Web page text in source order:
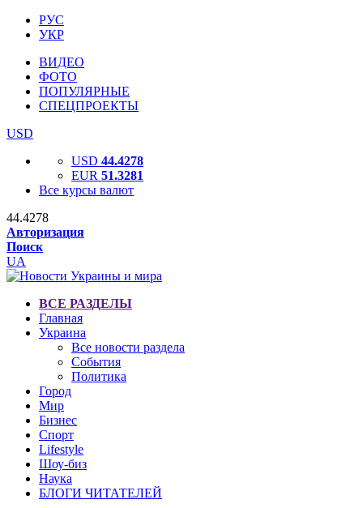
РУС
УКР
ВИДЕО
ФОТО
ПОПУЛЯРНЫЕ
СПЕЦПРОЕКТЫ
USD
USD 44.4278
EUR 51.3281
Все курсы валют
44.4278
Авторизация
Поиск
UA
ВСЕ РАЗДЕЛЫ
Главная
Украина
Все новости раздела
События
Политика
Город
Мир
Бизнес
Спорт
Lifestyle
Шоу-биз
Наука
БЛОГИ ЧИТАТЕЛЕЙ